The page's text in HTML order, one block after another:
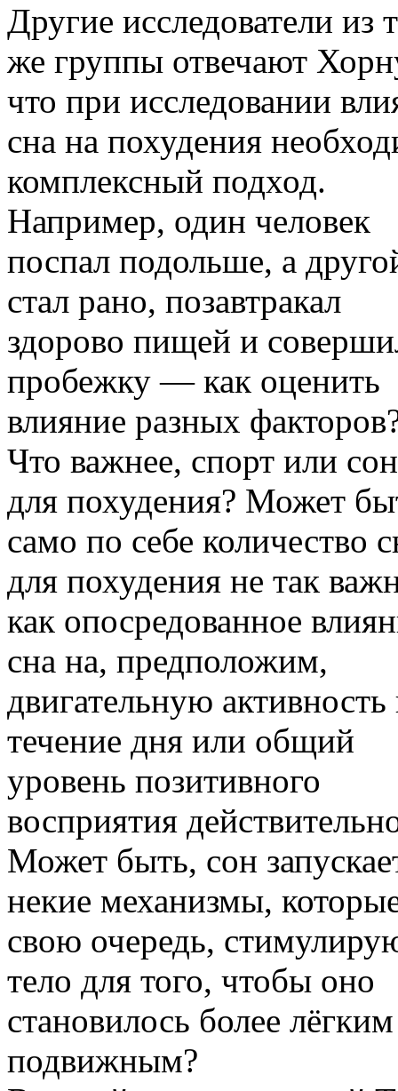
Другие исследователи из
же группы отвечают
что при исследовании
сна на похудения
комплексный подход.
Например, один человек
поспал подольше, а
стал рано, позавтракал
здорово пищей и
пробежку — как оценить
влияние разных
Что важнее, спорт или
для похудения? Может
само по себе количество
для похудения не так
как опосредованное
сна на, предположим,
двигательную активность
течение дня или общий
уровень позитивного
восприятия
Может быть, сон
некие механизмы,
свою очередь,
тело для того, чтобы оно
становилось более
подвижным?